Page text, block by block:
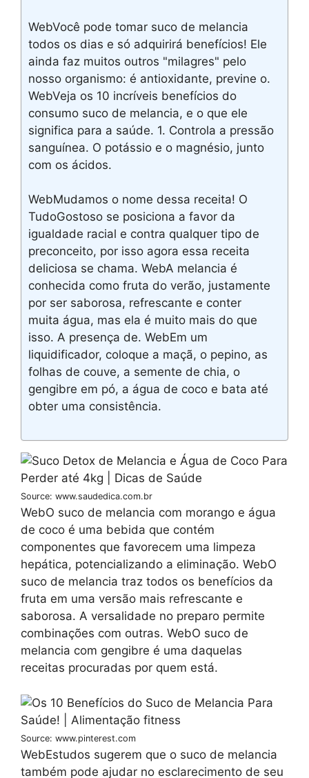
WebVocê pode tomar suco de melancia
todos os dias e só adquirirá benefícios! Ele
ainda faz muitos outros "milagres" pelo
nosso organismo: é antioxidante, previne o.
WebVeja os 10 incríveis benefícios do
consumo suco de melancia, e o que ele
significa para a saúde. 1. Controla a pressão
sanguínea. O potássio e o magnésio, junto
com os ácidos.
WebMudamos o nome dessa receita! O
TudoGostoso se posiciona a favor da
igualdade racial e contra qualquer tipo de
preconceito, por isso agora essa receita
deliciosa se chama. WebA melancia é
conhecida como fruta do verão, justamente
por ser saborosa, refrescante e conter
muita água, mas ela é muito mais do que
isso. A presença de. WebEm um
liquidificador, coloque a maçã, o pepino, as
folhas de couve, a semente de chia, o
gengibre em pó, a água de coco e bata até
obter uma consistência.
Source: www.saudedica.com.br
WebO suco de melancia com morango e água
de coco é uma bebida que contém
componentes que favorecem uma limpeza
hepática, potencializando a eliminação. WebO
suco de melancia traz todos os benefícios da
fruta em uma versão mais refrescante e
saborosa. A versalidade no preparo permite
combinações com outras. WebO suco de
melancia com gengibre é uma daquelas
receitas procuradas por quem está.
Source: www.pinterest.com
WebEstudos sugerem que o suco de melancia
também pode ajudar no esclarecimento de seu